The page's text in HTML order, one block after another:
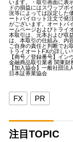
います。・取引画面に表
ドの損益にはスワップポ
況等によっては設定した
ートパイロット注文で発
がございます。オートパ
ームページおよびトライ
本取引は、元本および収
は、本取引の仕組み、内
ご自身の責任と判断でお
トライオートFXの詳し
【商号／登録番号】イ
金融商品取引業者 関東財
【加入協会】一般社団
日本証券業協会
FX PR
注目TOPIC